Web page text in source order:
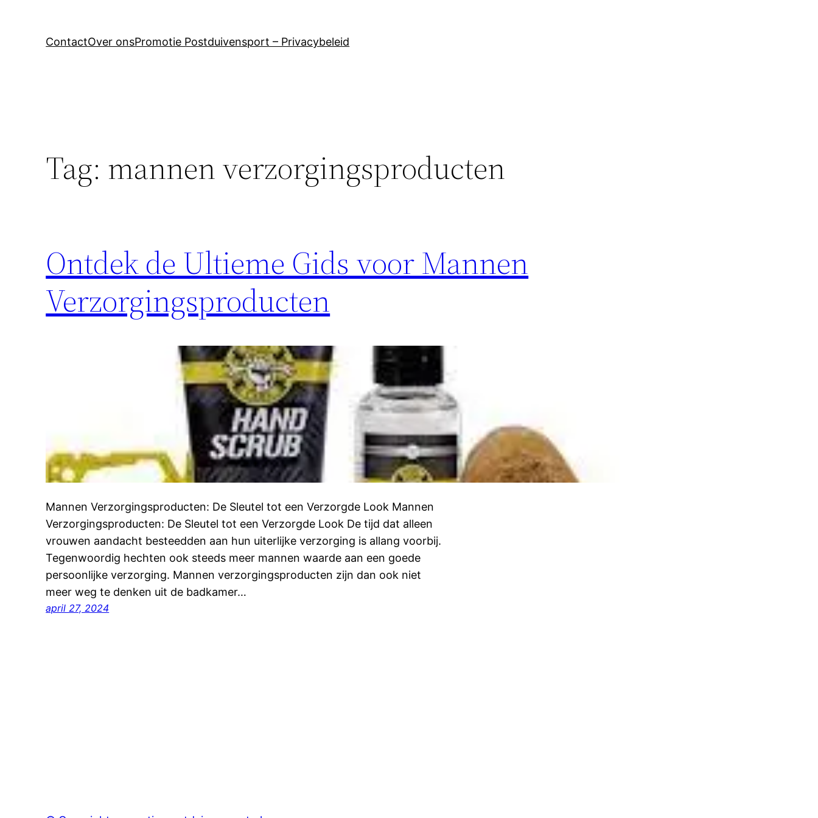
ContactOver onsPromotie Postduivensport – Privacybeleid
Tag: mannen verzorgingsproducten
Ontdek de Ultieme Gids voor Mannen
Verzorgingsproducten
Mannen Verzorgingsproducten: De Sleutel tot een Verzorgde Look Mannen
Verzorgingsproducten: De Sleutel tot een Verzorgde Look De tijd dat alleen
vrouwen aandacht besteedden aan hun uiterlijke verzorging is allang voorbij.
Tegenwoordig hechten ook steeds meer mannen waarde aan een goede
persoonlijke verzorging. Mannen verzorgingsproducten zijn dan ook niet
meer weg te denken uit de badkamer…
april 27, 2024